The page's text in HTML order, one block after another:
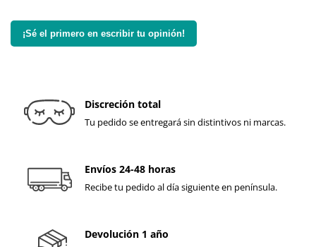
¡Sé el primero en escribir tu opinión!
Discreción total
Tu pedido se entregará sin distintivos ni marcas.
Envíos 24-48 horas
Recibe tu pedido al día siguiente en península.
Devolución 1 año